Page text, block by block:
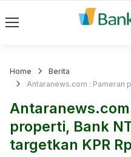
Home
Berita
Antaranews.com : Pameran
properti, Bank
targetkan KPR